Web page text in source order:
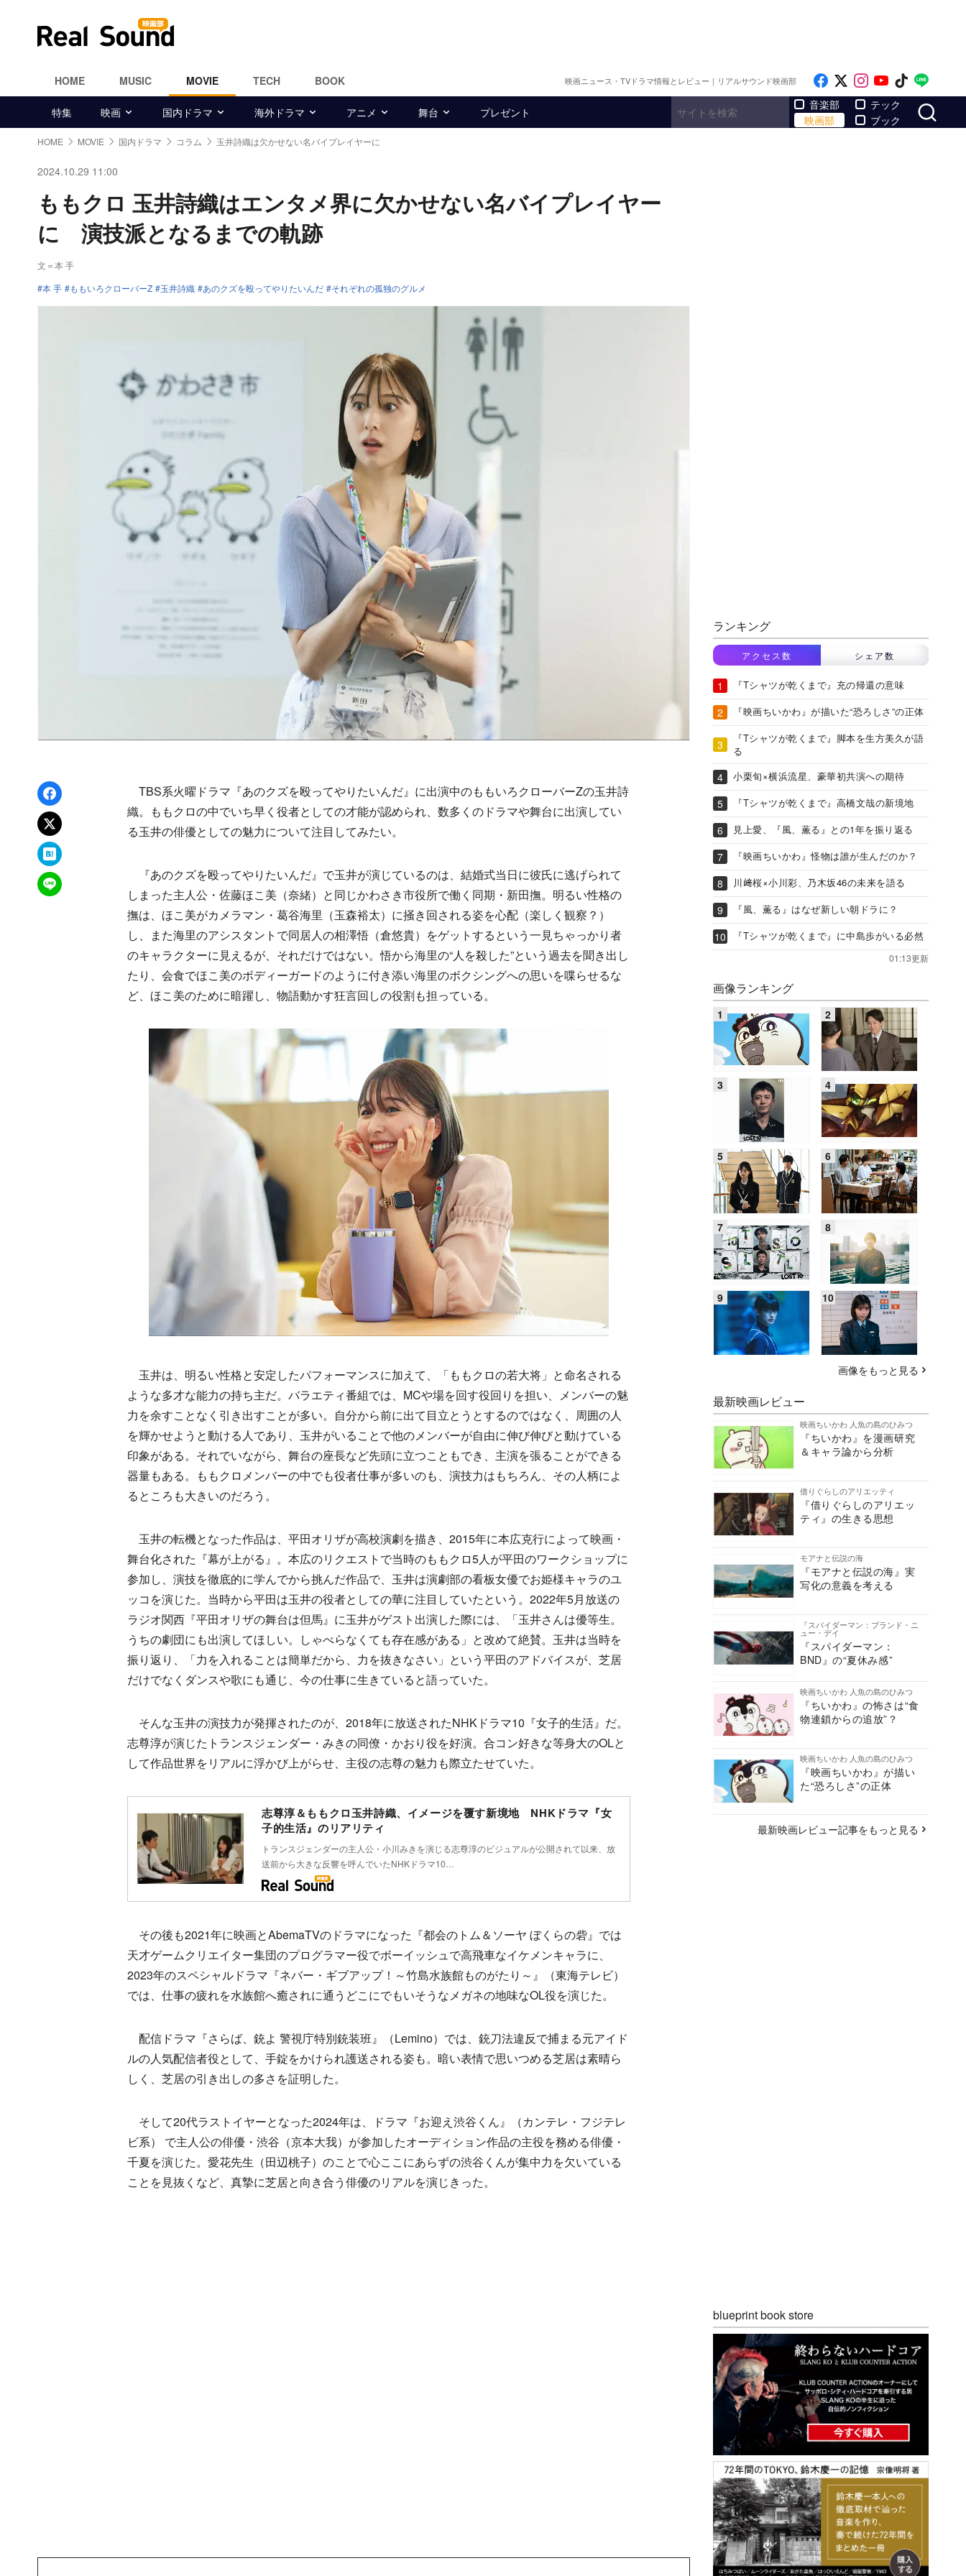
HOME MUSIC MOVIE TECH BOOK 映画ニュース・TVドラマ情報とレビュー｜リアルサウンド映画部 Like on Facebook
Follow on x
Follow on
Follow on
Follow
特集 映画 国内ドラマ 海外ドラマ アニメ 舞台 プレゼント
音楽部
映画部
テック
ブック
HOME MOVIE 国内ドラマ コラム 玉井詩織は欠かせない名バイプレイヤーに
2024.10.29 11:00
ももクロ 玉井詩織はエンタメ界に欠かせない名バイプレイヤー
に 演技派となるまでの軌跡
文＝本 手
本 手
ももいろクローバーZ 玉井詩織 あのクズを殴ってやりたいんだ それぞれの孤独のグルメ
Facebookでシェア
xでポスト
はてなブックマーク
LINEで送る
TBS系火曜ドラマ『あのクズを殴ってやりたいんだ』に出演中のももいろクローバーZの玉井詩
織。ももクロの中でいち早く役者としての才能が認められ、数多くのドラマや舞台に出演してい
る玉井の俳優としての魅力について注目してみたい。
『あのクズを殴ってやりたいんだ』で玉井が演じているのは、結婚式当日に彼氏に逃げられて
しまった主人公・佐藤ほこ美（奈緒）と同じかわさき市役所で働く同期・新田撫。明るい性格の
撫は、ほこ美がカメラマン・葛谷海里（玉森裕太）に掻き回される姿を心配（楽しく観察？）
し、また海里のアシスタントで同居人の相澤悟（倉悠貴）をゲットするという一見ちゃっかり者
のキャラクターに見えるが、それだけではない。悟から海里の“人を殺した”という過去を聞き出し
たり、会食でほこ美のボディーガードのように付き添い海里のボクシングへの思いを喋らせるな
ど、ほこ美のために暗躍し、物語動かす狂言回しの役割も担っている。
玉井は、明るい性格と安定したパフォーマンスに加えて、「ももクロの若大将」と命名される
ような多才な能力の持ち主だ。バラエティ番組では、MCや場を回す役回りを担い、メンバーの魅
力を余すことなく引き出すことが多い。自分から前に出て目立とうとするのではなく、周囲の人
を輝かせようと動ける人であり、玉井がいることで他のメンバーが自由に伸び伸びと動けている
印象がある。それでいながら、舞台の座長など先頭に立つこともでき、主演を張ることができる
器量もある。ももクロメンバーの中でも役者仕事が多いのも、演技力はもちろん、その人柄によ
るところも大きいのだろう。
玉井の転機となった作品は、平田オリザが高校演劇を描き、2015年に本広克行によって映画・
舞台化された『幕が上がる』。本広のリクエストで当時のももクロ5人が平田のワークショップに
参加し、演技を徹底的に学んでから挑んだ作品で、玉井は演劇部の看板女優でお姫様キャラのユ
ッコを演じた。当時から平田は玉井の役者としての華に注目していたという。2022年5月放送の
ラジオ関西『平田オリザの舞台は但馬』に玉井がゲスト出演した際には、「玉井さんは優等生。
うちの劇団にも出演してほしい。しゃべらなくても存在感がある」と改めて絶賛。玉井は当時を
振り返り、「力を入れることは簡単だから、力を抜きなさい」という平田のアドバイスが、芝居
だけでなくダンスや歌にも通じ、今の仕事に生きていると語っていた。
そんな玉井の演技力が発揮されたのが、2018年に放送されたNHKドラマ10『女子的生活』だ。
志尊淳が演じたトランスジェンダー・みきの同僚・かおり役を好演。合コン好きな等身大のOLと
して作品世界をリアルに浮かび上がらせ、主役の志尊の魅力も際立たせていた。
志尊淳＆ももクロ玉井詩織、イメージを覆す新境地 NHKドラマ『女
子的生活』のリアリティ
トランスジェンダーの主人公・小川みきを演じる志尊淳のビジュアルが公開されて以来、放
送前から大きな反響を呼んでいたNHKドラマ10…
その後も2021年に映画とAbemaTVのドラマになった『都会のトム＆ソーヤ ぼくらの砦』では
天才ゲームクリエイター集団のプログラマー役でボーイッシュで高飛車なイケメンキャラに、
2023年のスペシャルドラマ『ネバー・ギブアップ！～竹島水族館ものがたり～』（東海テレビ）
では、仕事の疲れを水族館へ癒されに通うどこにでもいそうなメガネの地味なOL役を演じた。
配信ドラマ『さらば、銃よ 警視庁特別銃装班』（Lemino）では、銃刀法違反で捕まる元アイド
ルの人気配信者役として、手錠をかけられ護送される姿も。暗い表情で思いつめる芝居は素晴ら
しく、芝居の引き出しの多さを証明した。
そして20代ラストイヤーとなった2024年は、ドラマ『お迎え渋谷くん』（カンテレ・フジテレ
ビ系） で主人公の俳優・渋谷（京本大我）が参加したオーディション作品の主役を務める俳優・
千夏を演じた。愛花先生（田辺桃子）のことで心ここにあらずの渋谷くんが集中力を欠いている
ことを見抜くなど、真摯に芝居と向き合う俳優のリアルを演じきった。
ランキング
アクセス数 シェア数
『Tシャツが乾くまで』充の帰還の意味
『映画ちいかわ』が描いた“恐ろしさ”の正体
『Tシャツが乾くまで』脚本を生方美久が語
る
小栗旬×横浜流星、豪華初共演への期待
『Tシャツが乾くまで』高橋文哉の新境地
見上愛、『風、薫る』との1年を振り返る
『映画ちいかわ』怪物は誰が生んだのか？
川﨑桜×小川彩、乃木坂46の未来を語る
『風、薫る』はなぜ新しい朝ドラに？
『Tシャツが乾くまで』に中島歩がいる必然
01:13更新
画像ランキング
画像をもっと見る
最新映画レビュー
映画ちいかわ 人魚の島のひみつ
『ちいかわ』を漫画研究
＆キャラ論から分析
借りぐらしのアリエッティ
『借りぐらしのアリエッ
ティ』の生きる思想
モアナと伝説の海
『モアナと伝説の海』実
写化の意義を考える
『スパイダーマン：ブランド・ニ
ュー・デイ
『スパイダーマン：
BND』の“夏休み感”
映画ちいかわ 人魚の島のひみつ
『ちいかわ』の怖さは“食
物連鎖からの追放”？
映画ちいかわ 人魚の島のひみつ
『映画ちいかわ』が描い
た“恐ろしさ”の正体
最新映画レビュー記事をもっと見る
blueprint book store